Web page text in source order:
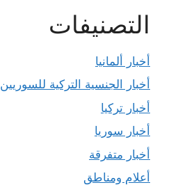
التصنيفات
أخبار ألمانيا
أخبار الجنسية التركية للسوريين
أخبار تركيا
أخبار سوريا
أخبار متفرقة
أعلام ومناطق